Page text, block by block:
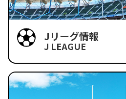
Jリーグ情報
J LEAGUE